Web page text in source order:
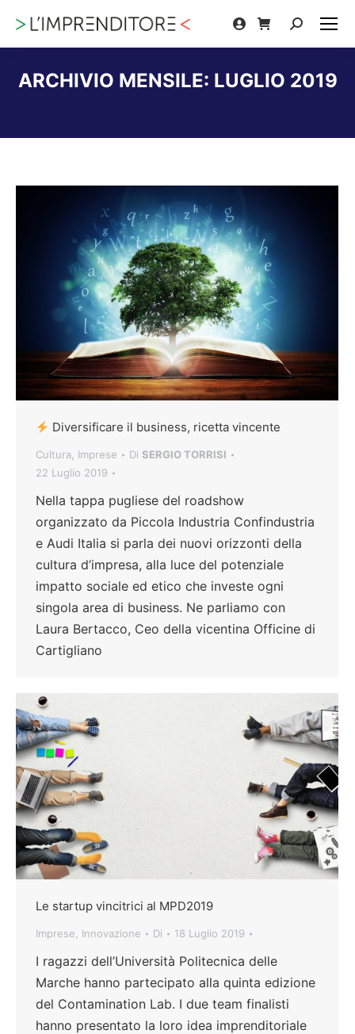
Cerca:
ARCHIVIO MENSILE: LUGLIO 2019
Diversificare il business, ricetta vincente
Cultura Imprese Di SERGIO TORRISI
22 Luglio 2019
Nella tappa pugliese del roadshow
organizzato da Piccola Industria Confindustria
e Audi Italia si parla dei nuovi orizzonti della
cultura d’impresa, alla luce del potenziale
impatto sociale ed etico che investe ogni
singola area di business. Ne parliamo con
Laura Bertacco, Ceo della vicentina Officine di
Cartigliano
Le startup vincitrici al MPD2019
Imprese Innovazione Di 18 Luglio 2019
I ragazzi dell’Università Politecnica delle
Marche hanno partecipato alla quinta edizione
del Contamination Lab. I due team finalisti
hanno presentato la loro idea imprenditoriale